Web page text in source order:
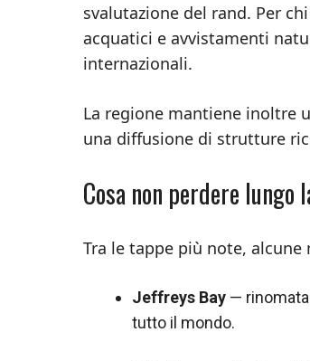
svalutazione del rand. Per
acquatici e avvistamenti
internazionali.
La regione mantiene inoltre
una diffusione di strutture
Cosa non perdere lungo
Tra le tappe più note, alcune
Jeffreys Bay —
tutto il mondo.